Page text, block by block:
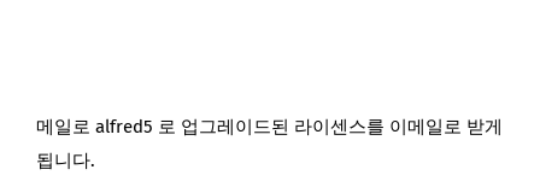
메일로 alfred5 로 업그레이드된 라이센스를 이메일로 받게
됩니다.